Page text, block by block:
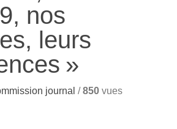
nos
leurs
»
journal /850 vues